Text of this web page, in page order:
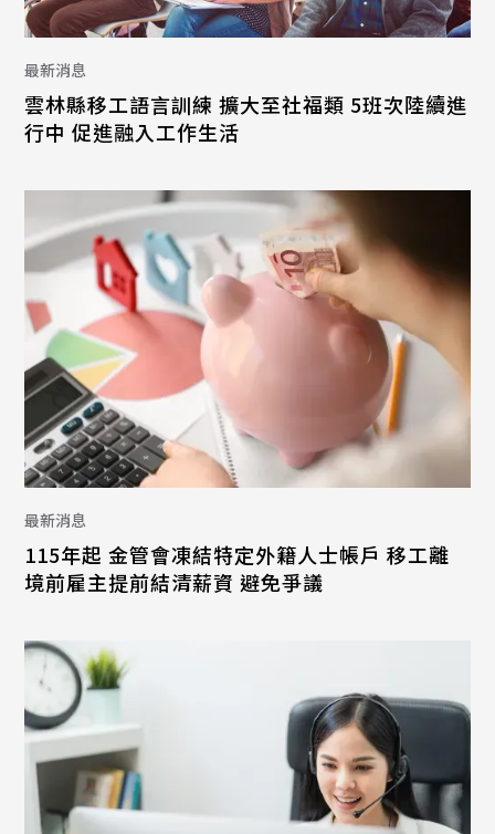
最新消息
雲林縣移工語言訓練 擴大至社福類 5班次陸續進
行中 促進融入工作生活
最新消息
115年起 金管會凍結特定外籍人士帳戶 移工離
境前雇主提前結清薪資 避免爭議